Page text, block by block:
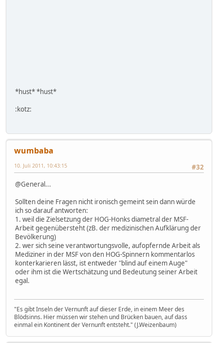
*hust* *hust*
:kotz:
wumbaba
#32
10. Juli 2011, 10:43:15
@General...
Sollten deine Fragen nicht ironisch gemeint sein dann würde
ich so darauf antworten:
1. weil die Zielsetzung der HOG-Honks diametral der MSF-
Arbeit gegenübersteht (zB. der medizinischen Aufklärung der
Bevölkerung)
2. wer sich seine verantwortungsvolle, aufopfernde Arbeit als
Mediziner in der MSF von den HOG-Spinnern kommentarlos
konterkarieren lässt, ist entweder "blind auf einem Auge"
oder ihm ist die Wertschätzung und Bedeutung seiner Arbeit
egal.
"Es gibt Inseln der Vernunft auf dieser Erde, in einem Meer des
Blödsinns. Hier müssen wir stehen und Brücken bauen, auf dass
einmal ein Kontinent der Vernunft entsteht." (J.Weizenbaum)